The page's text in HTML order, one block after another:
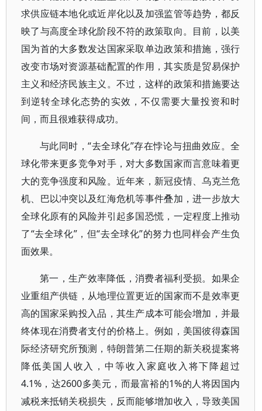
求供应链本地化或近岸化以及加强监管等趋势，都反
映了与高度全球化阶段不符的政策取向。目前，以美
国为首的大多数发达国家采取单边政策和措施，强行
改变市场对资源基础配置的作用，其实质是贸易保护
主义和经济民族主义。不过，这样的政策和措施要达
到逆转全球化态势的实效，不仅需要大量投资和时
间，而且很难获得成功。
与此同时，“去全球化”存在悖论与扭曲效应。全
球化带来更多竞争对手，对大多数国家而言意味着更
大的竞争强度和风险。近年来，新冠疫情、乌克兰危
机、巴以冲突以及红海危机等事件叠加，进一步放大
全球化原有的风险并引起多国恐慌，一定程度上推动
了“去全球化”，但“去全球化”的努力也同样会产生负
面效果。
第一，生产效率降低，消费者福利受损。如果企
业重组产供链，从地理位置更近的国家而不是效率更
高的国家采购投入品，其生产成本可能会增加，并最
终体现在消费者支付的价格上。例如，美国彼得森国
际经济研究所预测，特朗普第二任期的新关税提案将
降低美国人收入，中等收入家庭收入将下降超过
4.1%，达2600多美元，而最富裕的1%的人将因国内
减税来抵销关税损失，反而能够增加收入，导致美国